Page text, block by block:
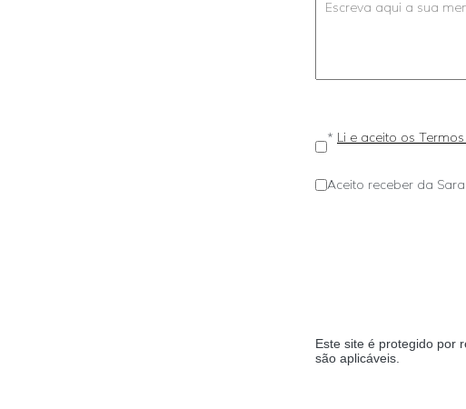
* Li e aceito os
Aceito receber da
Este site é protegido por
são aplicáveis.